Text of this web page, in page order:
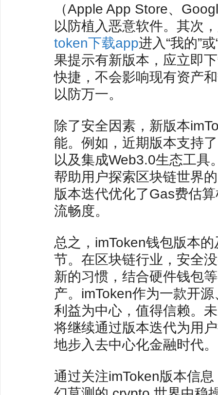
（Apple App Store、
以防植入恶意软件。其次
token下载app进入“我的”
果提示有新版本，应立即
快捷，不会影响现有资产
以防万一。
除了安全因素，新版本
能。例如，近期版本支持
以及集成Web3.0生态工具
帮助用户探索区块链世界
版本迭代优化了Gas费估
流畅度。
总之，imToken钱包版本
节。在区块链行业，安全
新的习惯，结合硬件钱包
产。imToken作为一款开
利益为中心，值得信赖。
将继续通过版本迭代为用
地步入去中心化金融时代。
通过关注imToken版本信